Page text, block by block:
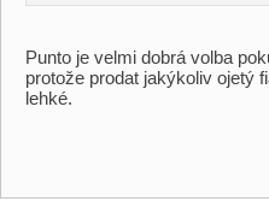
Punto je velmi dobrá volba
protože prodat jakýkoliv ojetý
lehké.